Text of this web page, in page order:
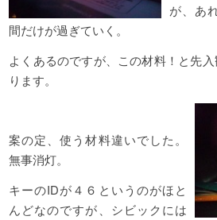
が、あ
間だけが過ぎていく。
よくあるのですが、この材料！と先
ります。
案の定、使う材料違いでした。
無事消灯。
キーのIDが４６というのがほと
んどなのですが、シビックには